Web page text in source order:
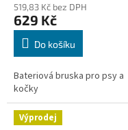
519,83 Kč bez DPH
629 Kč
Do košíku
Bateriová bruska pro psy a
kočky
Výprodej